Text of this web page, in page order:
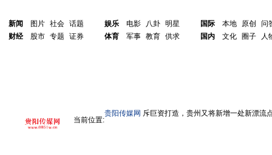
新闻 图片 社会 话题
财经
股市 专题 证券
娱乐 电影 八卦 明星
体育
军事 教育 供求
国际 本地 原创
问
国内
文化 圈子 人
当前位置:
贵阳传媒网 斥巨资打造，贵州又将新增一处新漂流